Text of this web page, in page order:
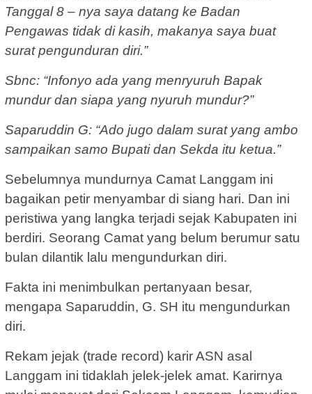
Tanggal 8 – nya saya datang ke Badan
Pengawas tidak di kasih, makanya saya buat
surat pengunduran diri.”
Sbnc: “Infonyo ada yang menryuruh Bapak
mundur dan siapa yang nyuruh mundur?”
Saparuddin G: “Ado jugo dalam surat yang ambo
sampaikan samo Bupati dan Sekda itu ketua.”
Sebelumnya mundurnya Camat Langgam ini
bagaikan petir menyambar di siang hari. Dan ini
peristiwa yang langka terjadi sejak Kabupaten ini
berdiri. Seorang Camat yang belum berumur satu
bulan dilantik lalu mengundurkan diri.
Fakta ini menimbulkan pertanyaan besar,
mengapa Saparuddin, G. SH itu mengundurkan
diri.
Rekam jejak (trade record) karir ASN asal
Langgam ini tidaklah jelek-jelek amat. Karirnya